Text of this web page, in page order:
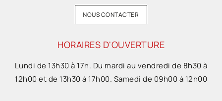
NOUS CONTACTER
HORAIRES D'OUVERTURE
Lundi de 13h30 à 17h. Du mardi au vendredi de 8h30 à
12h00 et de 13h30 à 17h00. Samedi de 09h00 à 12h00